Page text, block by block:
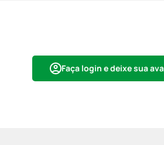
Faça login e deixe sua